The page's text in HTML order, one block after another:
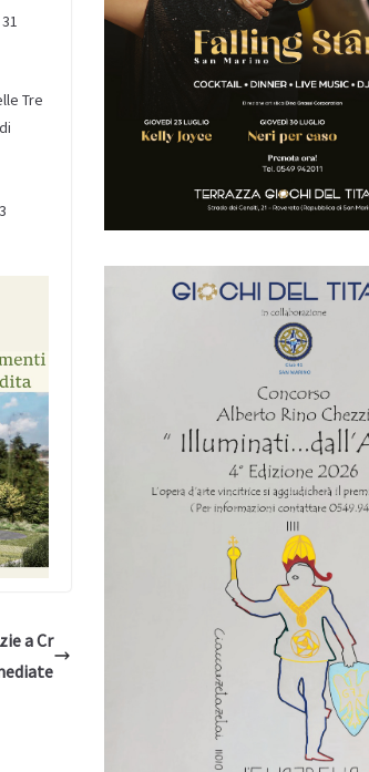
Tre
a Cr